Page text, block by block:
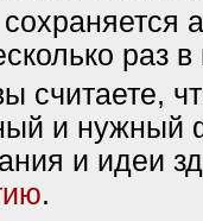
раз в
считаете,
и нужный
и идеи
.